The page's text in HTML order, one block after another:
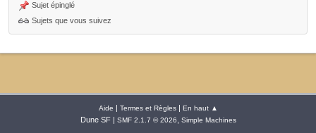
Sujet épinglé
Sujets que vous suivez
Aide | Termes et Règles| En haut ▲
Dune SF | SMF 2.1.7 © 2026 Simple Machines